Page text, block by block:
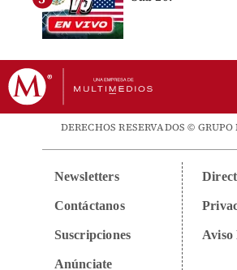
DERECHOS RESERVADOS ©
Newsletters
Contáctanos
Suscripciones
Anúnciate
Aviso